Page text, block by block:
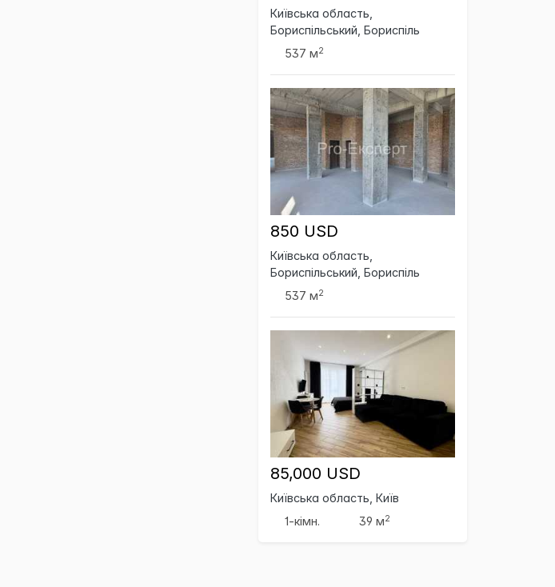
Київська область,
Бориспільський, Бориспіль
537 м2
850 USD
Київська область,
Бориспільський, Бориспіль
537 м2
85,000 USD
Київська область, Київ
1-кімн.
39 м2